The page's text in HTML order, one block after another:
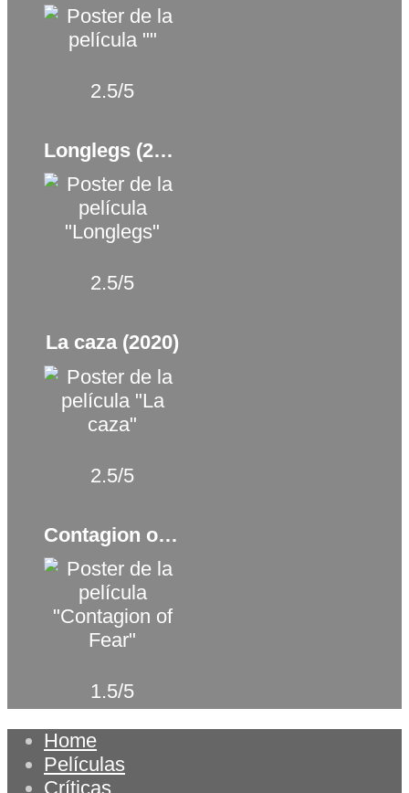
2.5/5
Longlegs (2024)
2.5/5
La caza (2020)
2.5/5
Contagion of fear (2024)
1.5/5
Home
Películas
Críticas